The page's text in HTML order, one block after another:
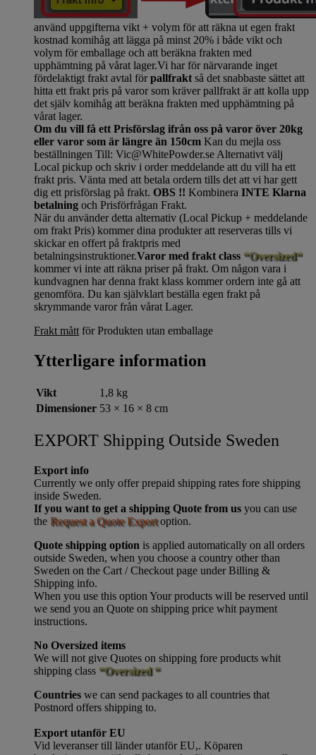
använd uppgifterna vikt + volym för att räkna ut egen frakt
kostnad komihåg att lägga på minst 20% i både vikt och
volym för emballage och att beräkna frakten med
upphämtning på vårat lager.Vi har för närvarande inget
fördelaktigt frakt avtal förpallfrakt så det snabbaste sättet att
hitta ett frakt pris på varor som kräver pallfrakt är att kolla upp
det själv komihåg att beräkna frakten med upphämtning på
vårat lager.
Om du vill få ett Prisförslag ifrån oss på varor över 20kg
eller varor som är längre än 150cm Kan du mejla oss
beställningen Till: Vic@WhitePowder.se Alternativt välj
Local pickup och skriv i order meddelande att du vill ha ett
frakt pris. Vänta med att betala ordern tills det att vi har gett
dig ett prisförslag på frakt. OBS !! Kombinera INTE Klarna
betalning och Prisförfrågan Frakt.
När du använder detta alternativ (Local Pickup + meddelande
om frakt Pris) kommer dina produkter att reserveras tills vi
skickar en offert på fraktpris med
betalningsinstruktioner.Varor med frakt class “Oversized“
kommer vi inte att räkna priser på frakt. Om någon vara i
kundvagnen har denna frakt klass kommer ordern inte gå att
genomföra. Du kan självklart beställa egen frakt på
skrymmande varor från vårat Lager.
Frakt mått för Produkten utan emballage
Ytterligare information
Vikt
1,8 kg
Dimensioner 53 × 16 × 8 cm
EXPORT Shipping Outside Sweden
Export info
Currently we only offer prepaid shipping rates fore shipping
inside Sweden.
If you want to get a shipping Quote from us you can use
the Request a Quote Exportoption.
Quote shipping option is applied automatically on all orders
outside Sweden, when you choose a country other than
Sweden on the Cart / Checkout page under Billing &
Shipping info.
When you use this option Your products will be reserved until
we send you an Quote on shipping price whit payment
instructions.
No Oversized items
We will not give Quotes on shipping fore products whit
shipping class “Oversized “
Countries we can send packages to all countries that
Postnord offers shipping to.
Export utanför EU
Vid leveranser till länder utanför EU,. Köparen